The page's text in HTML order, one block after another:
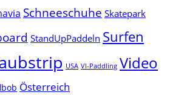
Schneeschuhe Skatepark
StandUpPaddeln Surfen
USA VI-Paddling Video
Österreich